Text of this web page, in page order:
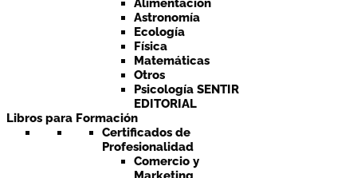
Alimentación
Astronomía
Ecología
Física
Matemáticas
Otros
Psicología SENTIR
EDITORIAL
Libros para Formación
Certificados de
Profesionalidad
Comercio y